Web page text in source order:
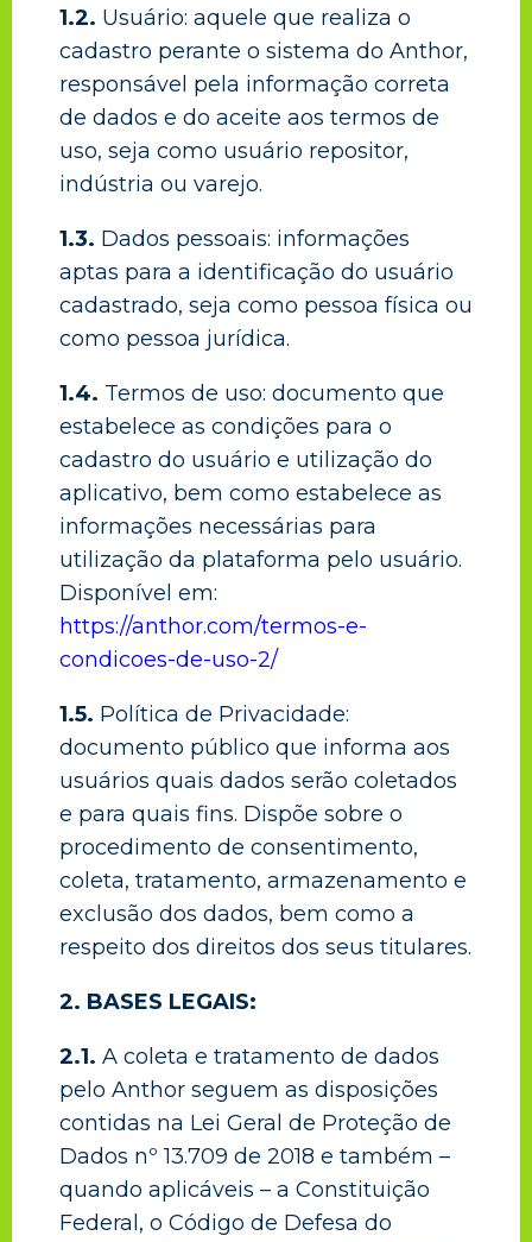
1.2. Usuário: aquele que realiza o
cadastro perante o sistema do Anthor,
responsável pela informação correta
de dados e do aceite aos termos de
uso, seja como usuário repositor,
indústria ou varejo.
1.3. Dados pessoais: informações
aptas para a identificação do usuário
cadastrado, seja como pessoa física ou
como pessoa jurídica.
1.4. Termos de uso: documento que
estabelece as condições para o
cadastro do usuário e utilização do
aplicativo, bem como estabelece as
informações necessárias para
utilização da plataforma pelo usuário.
Disponível em:
https://anthor.com/termos-e-
condicoes-de-uso-2/
1.5. Política de Privacidade:
documento público que informa aos
usuários quais dados serão coletados
e para quais fins. Dispõe sobre o
procedimento de consentimento,
coleta, tratamento, armazenamento e
exclusão dos dados, bem como a
respeito dos direitos dos seus titulares.
2. BASES LEGAIS:
2.1. A coleta e tratamento de dados
pelo Anthor seguem as disposições
contidas na Lei Geral de Proteção de
Dados nº 13.709 de 2018 e também –
quando aplicáveis – a Constituição
Federal, o Código de Defesa do